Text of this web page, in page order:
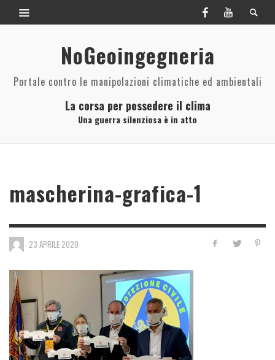
NoGeoingegneria
Portale contro le manipolazioni climatiche ed ambientali
La corsa per possedere il clima
Una guerra silenziosa è in atto
mascherina-grafica-1
23 APRILE 2020